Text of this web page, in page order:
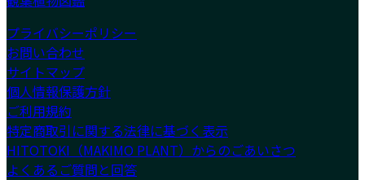
プライバシーポリシー
お問い合わせ
サイトマップ
個人情報保護方針
ご利用規約
特定商取引に関する法律に基づく表示
HITOTOKI（MAKIMO PLANT）からのごあいさつ
よくあるご質問と回答